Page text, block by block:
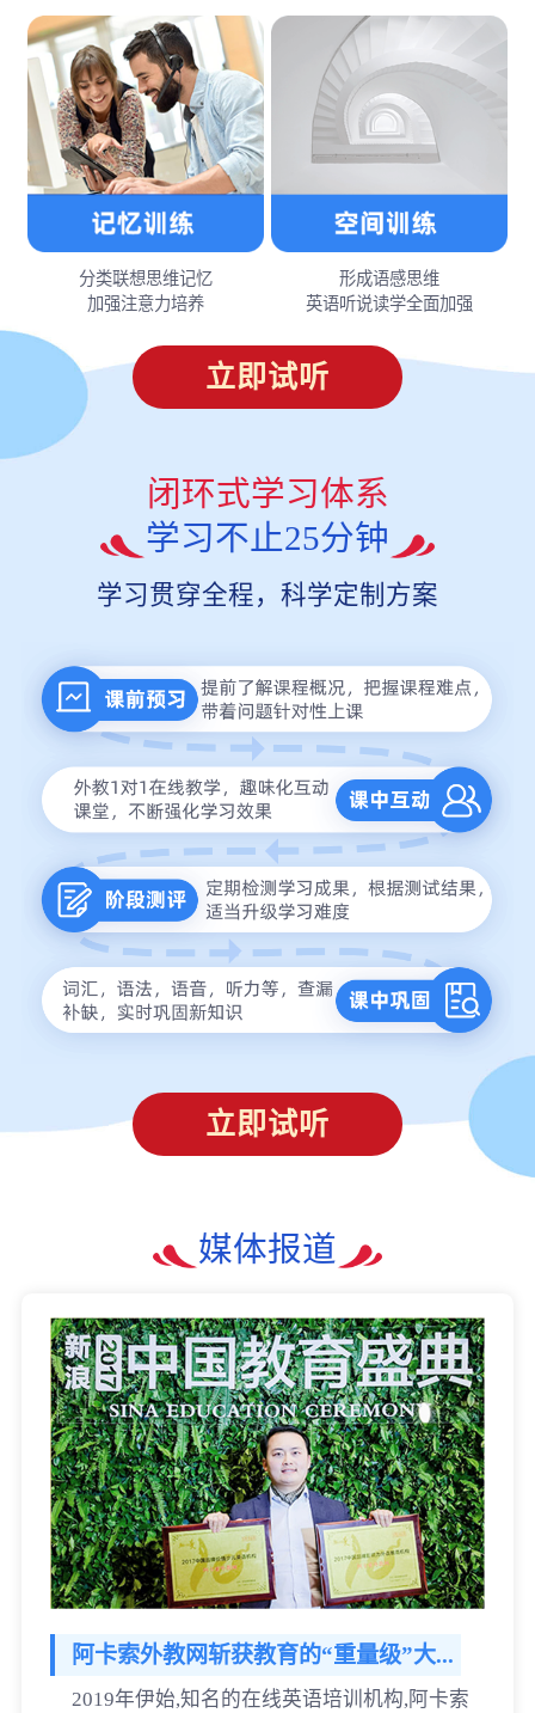
分类联想思维记忆
加强注意力培养
形成语感思维
英语听说读学全面加强
立即试听
闭环式学习体系
学习不止25分钟
学习贯穿全程，科学定制方案
立即试听
媒体报道
阿卡索外教网斩获教育的“重量级”大...
2019年伊始,知名的在线英语培训机构,阿卡索